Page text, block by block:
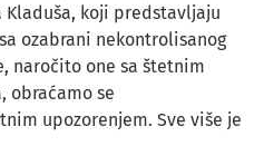
Kladuša, koji predstavljaju
ozabrani nekontrolisanog
naročito one sa štetnim
obraćamo se
upozorenjem. Sve više je